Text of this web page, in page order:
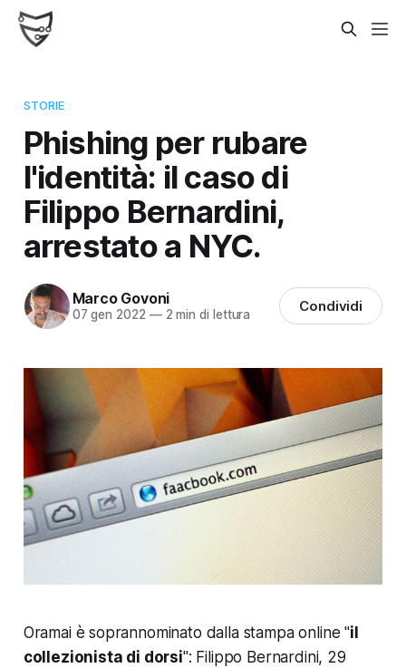
STORIE
Phishing per rubare
l'identità: il caso di
Filippo Bernardini,
arrestato a NYC.
Marco Govoni
07 gen 2022 —2 min di lettura Condividi
Oramai è soprannominato dalla stampa online "il
collezionista di dorsi": Filippo Bernardini, 29